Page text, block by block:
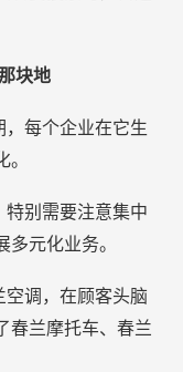
块地
，每个企业在它生
别需要注意集中
元化业务。
调，在顾客头脑
春兰摩托车、春兰